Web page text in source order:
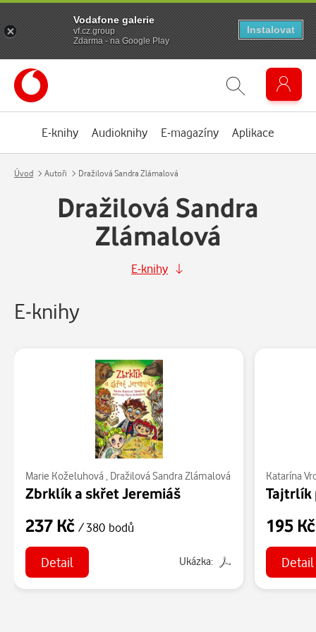
E-knihy Audioknihy E-magazíny Aplikace
Úvod Autoři Dražilová Sandra Zlámalová
Dražilová Sandra
Zlámalová
E-knihy
E-knihy
Marie Koželuhová , Dražilová Sandra Zlámalová
Zbrklík a skřet Jeremiáš
237 Kč / 380 bodů
Detail Ukázka:
Katarína
Tajtrlík
195
Detail
Vodafone galerie
vf.cz.group
Zdarma - na Google Play
Instalovat